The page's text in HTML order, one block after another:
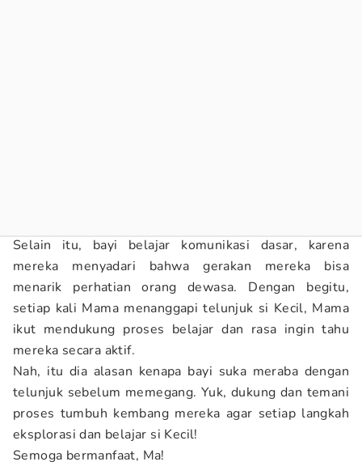
Selain itu, bayi belajar komunikasi dasar, karena
mereka menyadari bahwa gerakan mereka bisa
menarik perhatian orang dewasa. Dengan begitu,
setiap kali Mama menanggapi telunjuk si Kecil, Mama
ikut mendukung proses belajar dan rasa ingin tahu
mereka secara aktif.
Nah, itu dia alasan kenapa bayi suka meraba dengan
telunjuk sebelum memegang. Yuk, dukung dan temani
proses tumbuh kembang mereka agar setiap langkah
eksplorasi dan belajar si Kecil!
Semoga bermanfaat, Ma!